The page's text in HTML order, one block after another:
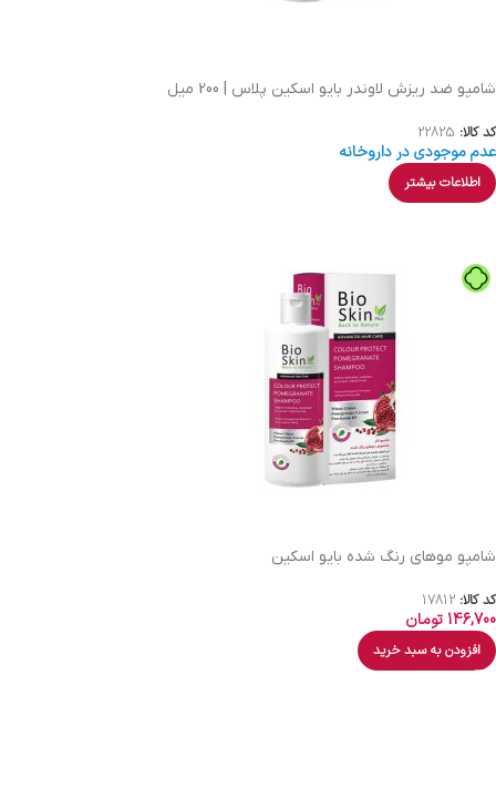
شامپو ضد ریزش لاوندر بایو اسکین پلاس | 200 میل
کد کالا: 22825
عدم موجودی در داروخانه
اطلاعات بیشتر
شامپو موهای رنگ شده بایو اسکین
کد کالا: 17812
146,700تومان
افزودن به سبد خرید